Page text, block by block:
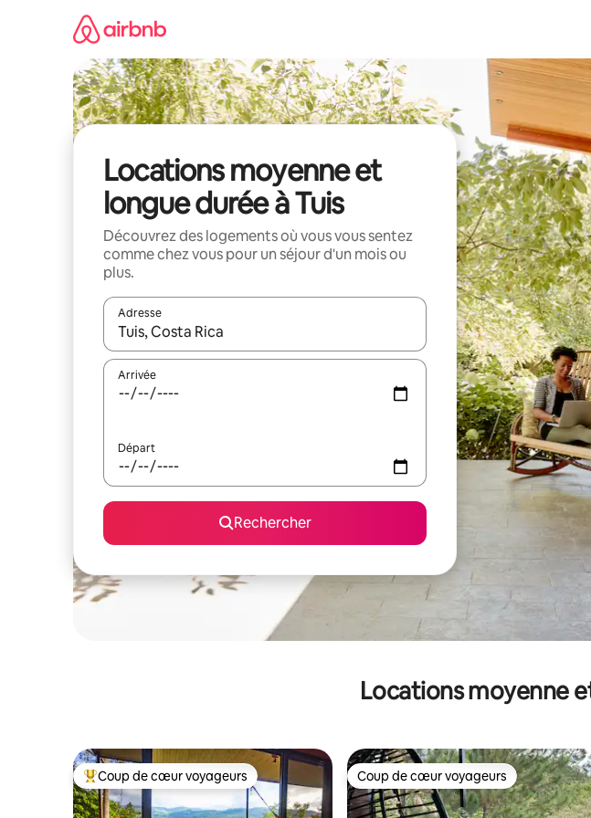
Locations moyenne et
longue durée à Tuis
Découvrez des logements où vous vous sentez
comme chez vous pour un séjour d'un mois ou
plus.
Adresse
Lorsque les résultats s'affichent, utilisez les flèches vers le haut et vers le bas
Arrivée
Départ
Rechercher
Locations moyenne
Coups de cœur voyageurs les plus appréciés
Coup de cœur voyageurs Coup de cœur voyageurs
Coup de cœur voyageurs